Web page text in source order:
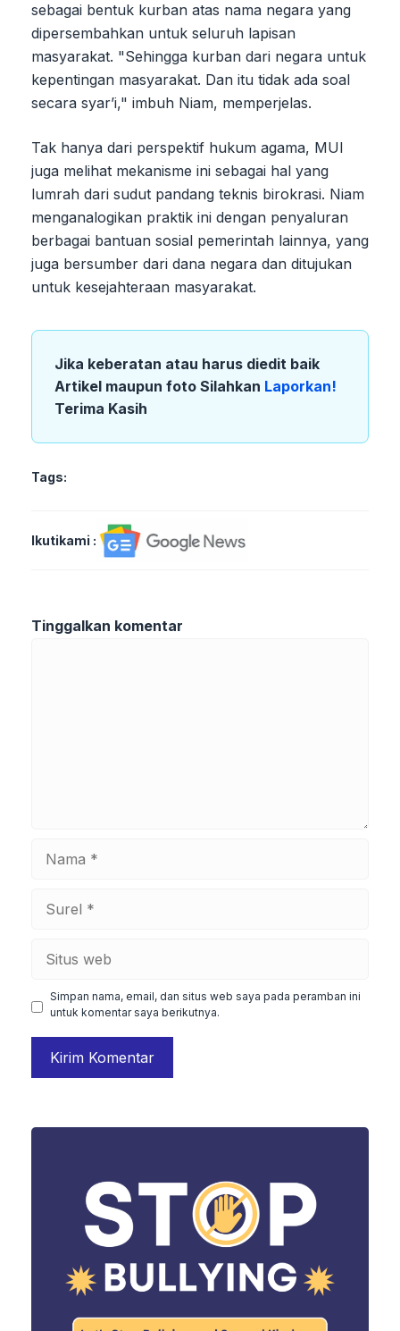
sebagai bentuk kurban atas nama negara yang
dipersembahkan untuk seluruh lapisan
masyarakat. "Sehingga kurban dari negara untuk
kepentingan masyarakat. Dan itu tidak ada soal
secara syar’i," imbuh Niam, memperjelas.
Tak hanya dari perspektif hukum agama, MUI
juga melihat mekanisme ini sebagai hal yang
lumrah dari sudut pandang teknis birokrasi. Niam
menganalogikan praktik ini dengan penyaluran
berbagai bantuan sosial pemerintah lainnya, yang
juga bersumber dari dana negara dan ditujukan
untuk kesejahteraan masyarakat.
Jika keberatan atau harus diedit baik
Artikel maupun foto Silahkan Laporkan!
Terima Kasih
Tags:
Ikutikami :
Tinggalkan komentar
Simpan nama, email, dan situs web saya pada peramban ini
untuk komentar saya berikutnya.